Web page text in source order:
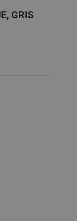
GRIS